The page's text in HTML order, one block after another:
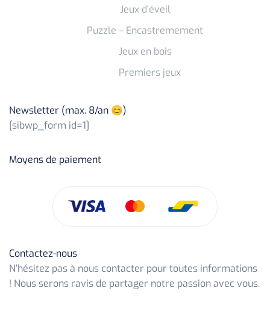
Jeux d’éveil
Puzzle – Encastremement
Jeux en bois
Premiers jeux
Newsletter (max. 8/an 😊)
[sibwp_form id=1]
Moyens de paiement
Contactez-nous
N’hésitez pas à nous contacter pour toutes informations
! Nous serons ravis de partager notre passion avec vous.